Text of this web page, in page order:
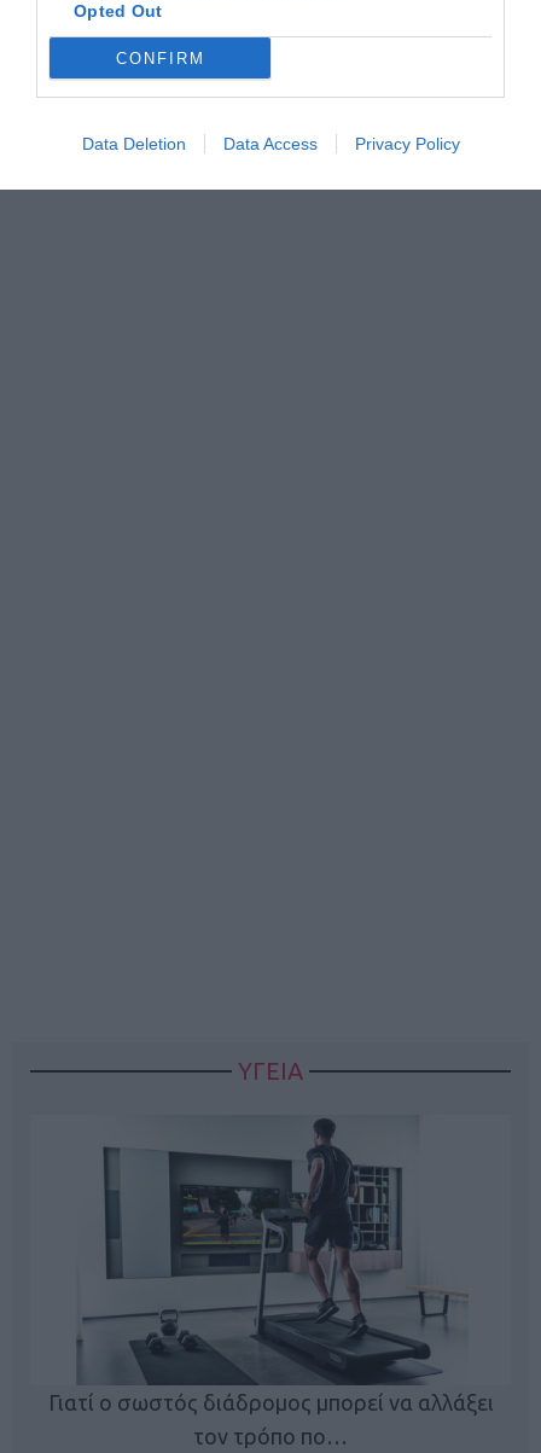
Opted Out
CONFIRM
Data Deletion Data Access Privacy Policy
Όλα τα Τεύχη
ΥΓΕΙΑ
Γιατί ο σωστός διάδρομος μπορεί να αλλάξει
τον τρόπο πο…